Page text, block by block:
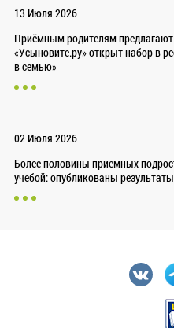
13 Июля 2026
Приёмным родителям
«Усыновите.ру» открыт набор в
в семью»
02 Июля 2026
Более половины приемных
учебой: опубликованы